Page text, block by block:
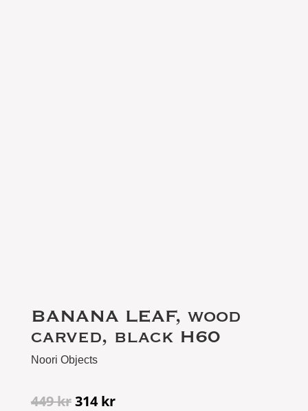
BANANA LEAF, wood
carved, black H60
Noori Objects
449krDet
314krDet